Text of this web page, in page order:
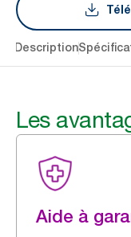
Description
Les
Aide à